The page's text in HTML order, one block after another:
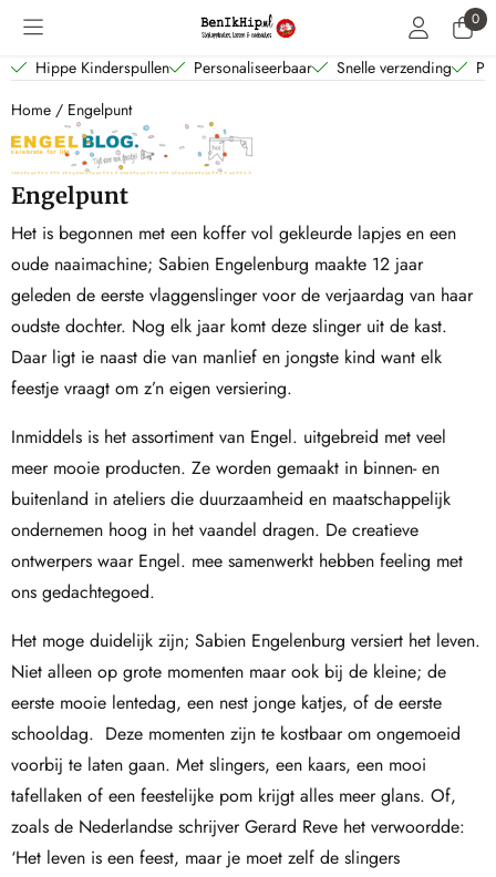
Cookievoorkeuren zijn beschikbaar. Kies instellingen of sta alle 0
Hippe Kinderspullen Personaliseerbaar Snelle verzending
Home / Engelpunt
Engelpunt
Het is begonnen met een koffer vol gekleurde lapjes en een
oude naaimachine; Sabien Engelenburg maakte 12 jaar
geleden de eerste vlaggenslinger voor de verjaardag van haar
oudste dochter. Nog elk jaar komt deze slinger uit de kast.
Daar ligt ie naast die van manlief en jongste kind want elk
feestje vraagt om z’n eigen versiering.
Inmiddels is het assortiment van Engel. uitgebreid met veel
meer mooie producten. Ze worden gemaakt in binnen- en
buitenland in ateliers die duurzaamheid en maatschappelijk
ondernemen hoog in het vaandel dragen. De creatieve
ontwerpers waar Engel. mee samenwerkt hebben feeling met
ons gedachtegoed.
Het moge duidelijk zijn; Sabien Engelenburg versiert het leven.
Niet alleen op grote momenten maar ook bij de kleine; de
eerste mooie lentedag, een nest jonge katjes, of de eerste
schooldag. Deze momenten zijn te kostbaar om ongemoeid
voorbij te laten gaan. Met slingers, een kaars, een mooi
tafellaken of een feestelijke pom krijgt alles meer glans. Of,
zoals de Nederlandse schrijver Gerard Reve het verwoordde:
‘Het leven is een feest, maar je moet zelf de slingers